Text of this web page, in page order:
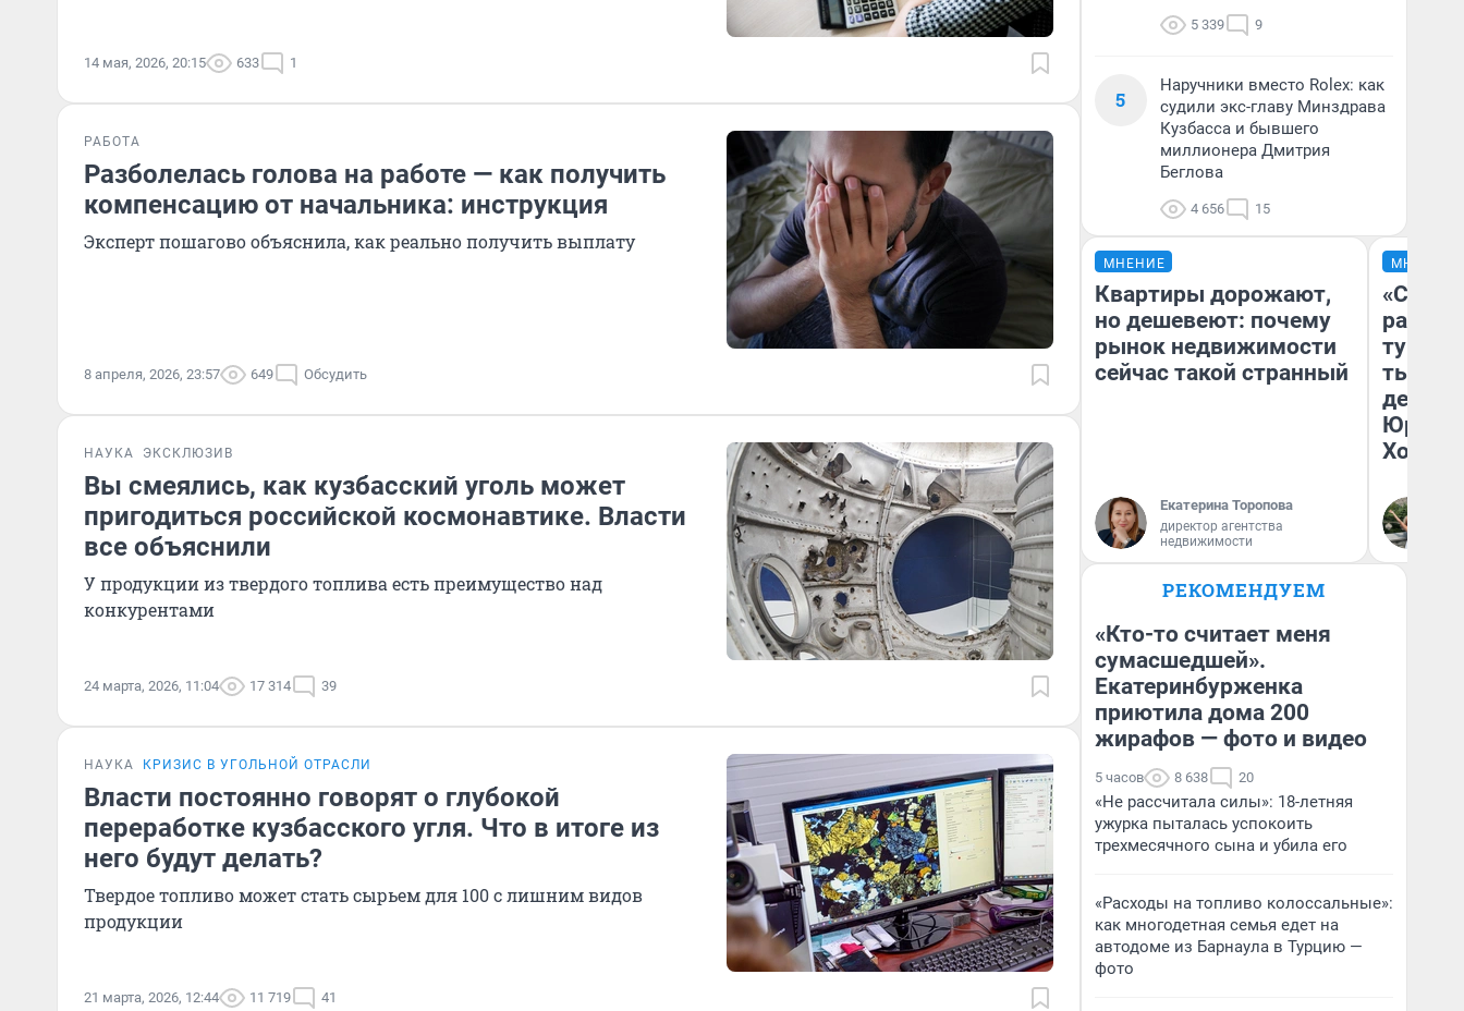
14 мая, 2026, 20:15 633 1
РАБОТА
Разболелась голова на работе — как получить
компенсацию от начальника: инструкция
Эксперт пошагово объяснила, как реально получить выплату
8 апреля, 2026, 23:57 649 Обсудить
НАУКА ЭКСКЛЮЗИВ
Вы смеялись, как кузбасский уголь может
пригодиться российской космонавтике. Власти
все объяснили
У продукции из твердого топлива есть преимущество над
конкурентами
24 марта, 2026, 11:04 17 314 39
НАУКА КРИЗИС В УГОЛЬНОЙ ОТРАСЛИ
Власти постоянно говорят о глубокой
переработке кузбасского угля. Что в итоге из
него будут делать?
Твердое топливо может стать сырьем для 100 с лишним видов
продукции
21 марта, 2026, 12:44 11 719 41
5 339 9
5
Наручники вместо Rolex: как
судили экс-главу Минздрава
Кузбасса и бывшего
миллионера Дмитрия
Беглова
4 656 15
МНЕНИЕ
Квартиры дорожают,
но дешевеют: почему
рынок недвижимости
сейчас такой странный
Екатерина Торопова
директор агентства
недвижимости
МНЕНИЕ
тысяч,
день
РЕКОМЕНДУЕМ
«Кто-то считает меня
сумасшедшей».
Екатеринбурженка
приютила дома 200
жирафов — фото и видео
5 часов 8 638 20
«Не рассчитала силы»: 18-летняя
ужурка пыталась успокоить
трехмесячного сына и убила его
«Расходы на топливо колоссальные»:
как многодетная семья едет на
автодоме из Барнаула в Турцию —
фото